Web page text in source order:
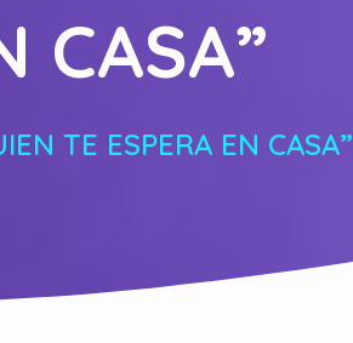
CASA”
TE ESPERA EN CASA”